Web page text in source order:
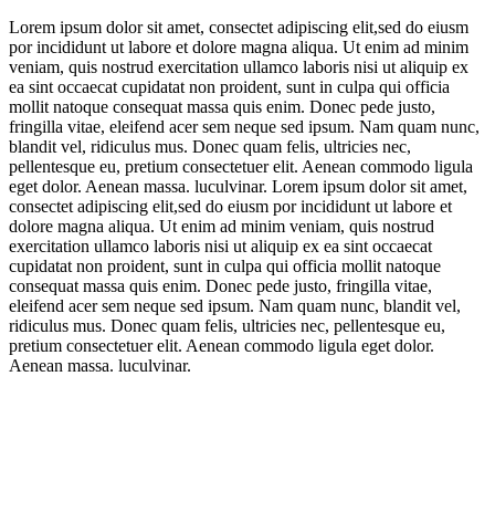
Lorem ipsum dolor sit amet, consectet adipiscing elit,sed do eiusm
por incididunt ut labore et dolore magna aliqua. Ut enim ad minim
veniam, quis nostrud exercitation ullamco laboris nisi ut aliquip ex
ea sint occaecat cupidatat non proident, sunt in culpa qui officia
mollit natoque consequat massa quis enim. Donec pede justo,
fringilla vitae, eleifend acer sem neque sed ipsum. Nam quam nunc,
blandit vel, ridiculus mus. Donec quam felis, ultricies nec,
pellentesque eu, pretium consectetuer elit. Aenean commodo ligula
eget dolor. Aenean massa. luculvinar. Lorem ipsum dolor sit amet,
consectet adipiscing elit,sed do eiusm por incididunt ut labore et
dolore magna aliqua. Ut enim ad minim veniam, quis nostrud
exercitation ullamco laboris nisi ut aliquip ex ea sint occaecat
cupidatat non proident, sunt in culpa qui officia mollit natoque
consequat massa quis enim. Donec pede justo, fringilla vitae,
eleifend acer sem neque sed ipsum. Nam quam nunc, blandit vel,
ridiculus mus. Donec quam felis, ultricies nec, pellentesque eu,
pretium consectetuer elit. Aenean commodo ligula eget dolor.
Aenean massa. luculvinar.